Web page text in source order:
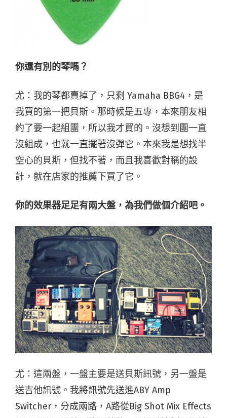
你還有別的琴嗎？
尤：我的琴都賣掉了，只剩 Yamaha BBG4，是
我買的第一把貝斯。那時候是五專，本來朋友相
約了要一起組團，所以我才買的。沒想到團一直
沒組成，也就一直擺著沒彈它。本來我是想找半
空心的貝斯，但找不著，而且我喜歡對稱的設
計，就在店家的推薦下買了它。
你的效果器足足有兩大盤，為我們做個介紹吧。
尤：這兩盤，一盤主要是送貝斯訊號，另一盤是
送吉他訊號。我將訊號先送進ABY Amp
Switcher，分成兩路，A路從Big Shot Mix Effects